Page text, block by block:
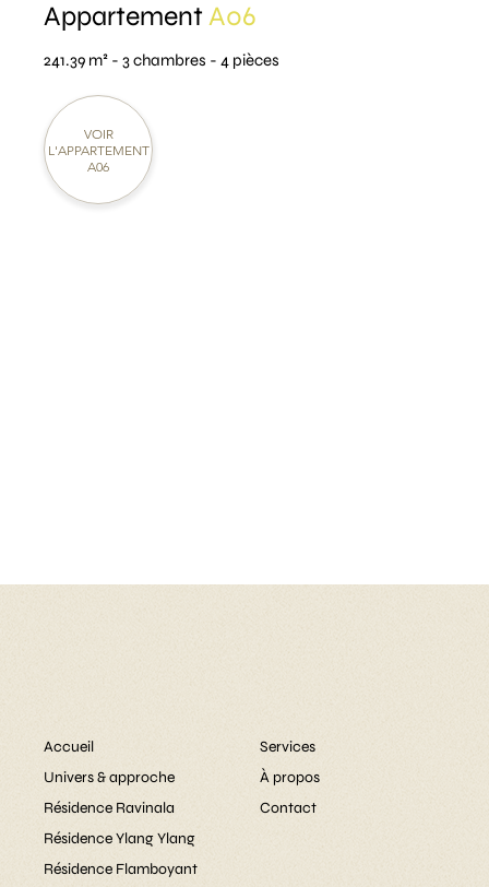
AppartementA06
241.39 m² - 3 chambres - 4 pièces
VOIR
L'APPARTEMENT
A06
Accueil
Univers & approche
Résidence Ravinala
Résidence Ylang Ylang
Résidence Flamboyant
Services
À propos
Contact